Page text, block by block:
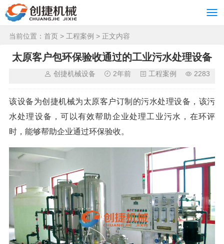
当前位置： 首页 > 工程案例 > 正文内容
太原客户包环保验收通过的工业污水处理设备
创捷机械设备 2年前 工程案例 2283
该设备为创捷机械为太原客户订制的污水处理设备，该污
水处理设备，可以有效帮助企业处理工业污水，在环评
时，能够帮助企业通过环保验收。